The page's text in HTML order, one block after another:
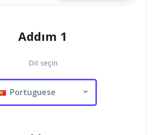
Addım 1
Dil seçin
Portuguese